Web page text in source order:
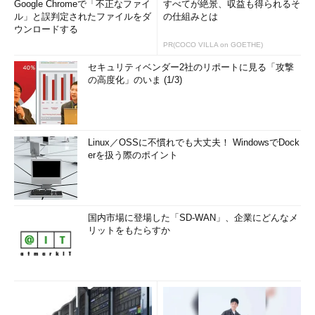
Google Chromeで「不正なファイ
ル」と誤判定されたファイルをダ
ウンロードする
すべてが絶景、収益も得られるそ
の仕組みとは
PR(COCO VILLA on GOETHE)
セキュリティベンダー2社のリポートに見る「攻撃
の高度化」のいま (1/3)
Linux／OSSに不慣れでも大丈夫！ WindowsでDock
erを扱う際のポイント
国内市場に登場した「SD-WAN」、企業にどんなメ
リットをもたらすか